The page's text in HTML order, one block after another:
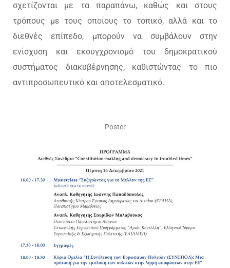
σχετίζονται με τα παραπάνω, καθώς και στους
τρόπους με τους οποίους το τοπικό, αλλά και το
διεθνές επίπεδο, μπορούν να συμβάλουν στην
ενίσχυση και εκσυγχρονισμό του δημοκρατικού
συστήματος διακυβέρνησης, καθιστώντας το πιο
αντιπροσωπευτικό και αποτελεσματικό.
Poster